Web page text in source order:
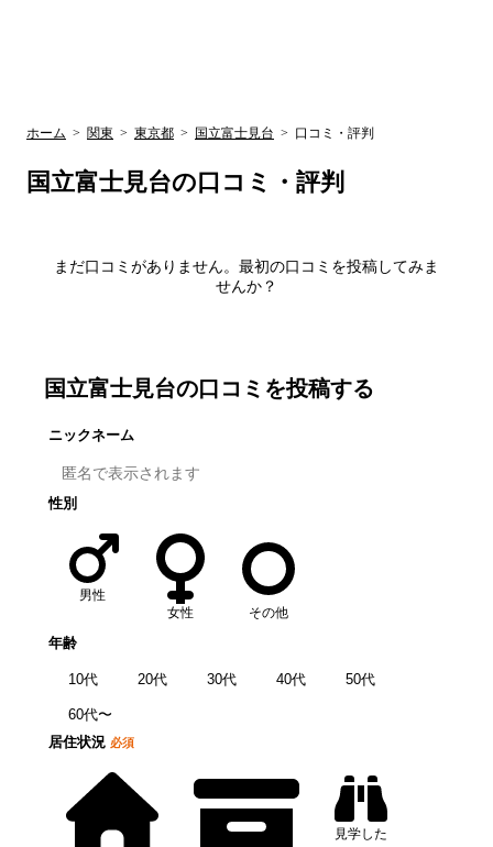
ホーム > 関東 > 東京都 > 国立富士見台 > 口コミ・評判
国立富士見台の口コミ・評判
まだ口コミがありません。最初の口コミを投稿してみま
せんか？
国立富士見台の口コミを投稿する
ニックネーム
性別
男性
女性
その他
年齢
10代 20代 30代 40代 50代
60代〜
居住状況 必須
見学した